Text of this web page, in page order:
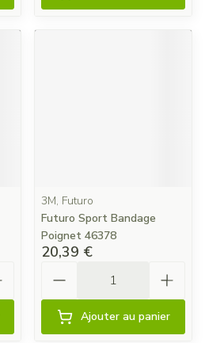
3M, Futuro
Futuro Sport Bandage
Poignet 46378
20,39 €
Ajouter au panier